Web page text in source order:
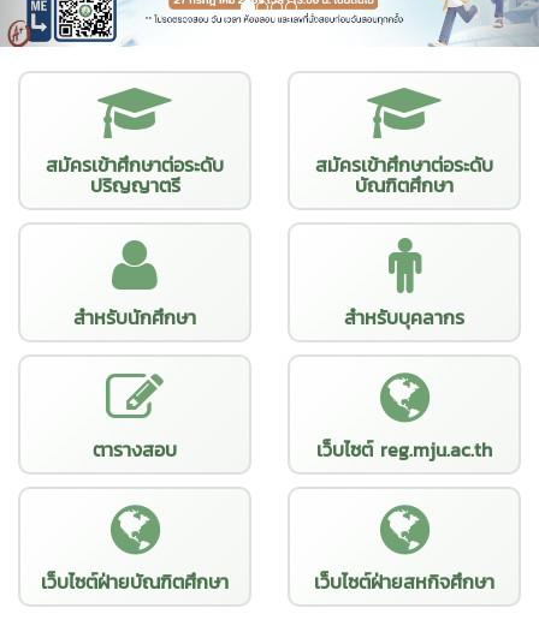
สมัครเข้าศึกษาต่อระดับ
ปริญญาตรี
สมัครเข้าศึกษาต่อระดับ
บัณฑิตศึกษา
สำหรับนักศึกษา สำหรับบุคลากร
ตารางสอบ เว็บไซต์ reg.mju.ac.th
เว็บไซต์ฝ่ายบัณฑิตศึกษา เว็บไซต์ฝ่ายสหกิจศึกษา